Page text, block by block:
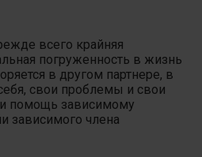
всего крайняя
погруженность в жизнь
в другом партнере, в
свои проблемы и свои
и помощь зависимому
зависимого члена